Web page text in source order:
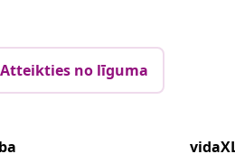
Atteikties no līguma